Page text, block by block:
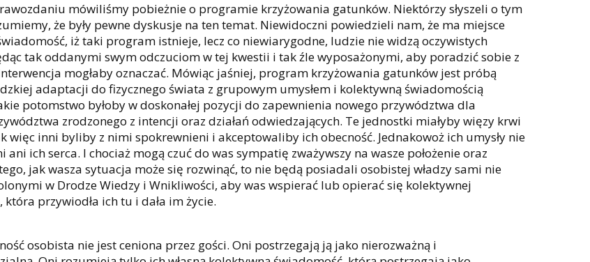
mówiliśmy pobieżnie o programie krzyżowania gatunków. Niektórzy słyszeli o tym
że były pewne dyskusje na ten temat. Niewidoczni powiedzieli nam, że ma miejsce
iż taki program istnieje, lecz co niewiarygodne, ludzie nie widzą oczywistych
tak oddanymi swym odczuciom w tej kwestii i tak źle wyposażonymi, aby poradzić sobie z
mogłaby oznaczać. Mówiąc jaśniej, program krzyżowania gatunków jest próbą
adaptacji do fizycznego świata z grupowym umysłem i kolektywną świadomością
potomstwo byłoby w doskonałej pozycji do zapewnienia nowego przywództwa dla
zrodzonego z intencji oraz działań odwiedzających. Te jednostki miałyby więzy krwi
więc inni byliby z nimi spokrewnieni i akceptowaliby ich obecność. Jednakowoż ich umysły nie
ani ich serca. I chociaż mogą czuć do was sympatię zważywszy na wasze położenie oraz
jak wasza sytuacja może się rozwinąć, to nie będą posiadali osobistej władzy sami nie
w Drodze Wiedzy i Wnikliwości, aby was wspierać lub opierać się kolektywnej
przywiodła ich tu i dała im życie.
osobista nie jest ceniona przez gości. Oni postrzegają ją jako nierozważną i